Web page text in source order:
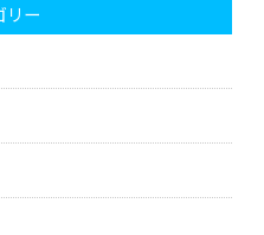
リー